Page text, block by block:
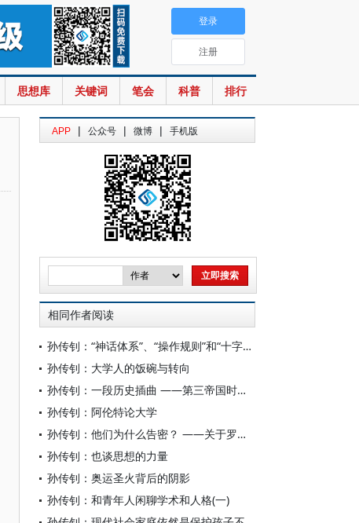
思想库 关键词 笔会 科普 排行
登录
注册
APP | 公众号 | 微博 | 手机版
相同作者阅读
孙传钊：“神话体系”、“操作规则”和“十字军”
孙传钊：大学人的饭碗与转向
孙传钊：一段历史插曲 ——第三帝国时期的秩序自由主义经济体制
孙传钊：阿伦特论大学
孙传钊：他们为什么告密？ ——关于罗伯特·盖拉特莱的纳粹研究
孙传钊：也谈思想的力量
孙传钊：奥运圣火背后的阴影
孙传钊：和青年人闲聊学术和人格(一)